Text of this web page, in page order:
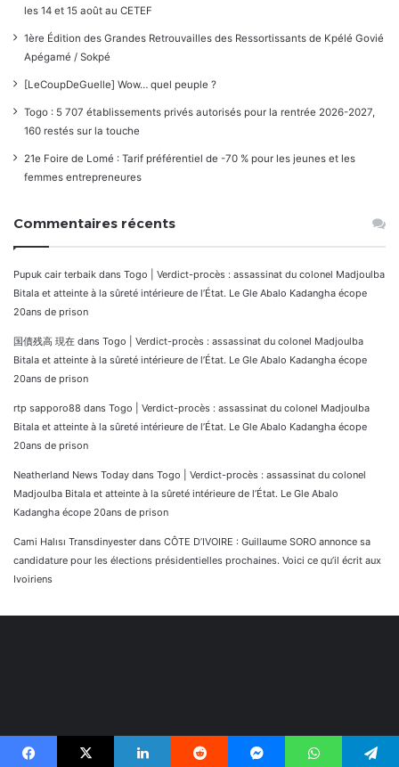
les 14 et 15 août au CETEF
1ère Édition des Grandes Retrouvailles des Ressortissants de Kpélé Govié
Apégamé / Sokpé
[LeCoupDeGuelle] Wow… quel peuple ?
Togo : 5 707 établissements privés autorisés pour la rentrée 2026-2027,
160 restés sur la touche
21e Foire de Lomé : Tarif préférentiel de -70 % pour les jeunes et les
femmes entrepreneures
Commentaires récents
Pupuk cair terbaik dans Togo | Verdict-procès : assassinat du colonel Madjoulba
Bitala et atteinte à la sûreté intérieure de l’État. Le Gle Abalo Kadangha écope
20ans de prison
国債残高 現在 dans Togo | Verdict-procès : assassinat du colonel Madjoulba
Bitala et atteinte à la sûreté intérieure de l’État. Le Gle Abalo Kadangha écope
20ans de prison
rtp sapporo88 dans Togo | Verdict-procès : assassinat du colonel Madjoulba
Bitala et atteinte à la sûreté intérieure de l’État. Le Gle Abalo Kadangha écope
20ans de prison
Neatherland News Today dans Togo | Verdict-procès : assassinat du colonel
Madjoulba Bitala et atteinte à la sûreté intérieure de l’État. Le Gle Abalo
Kadangha écope 20ans de prison
Cami Halısı Transdinyester dans CÔTE D’IVOIRE : Guillaume SORO annonce sa
candidature pour les élections présidentielles prochaines. Voici ce qu’il écrit aux
Ivoiriens